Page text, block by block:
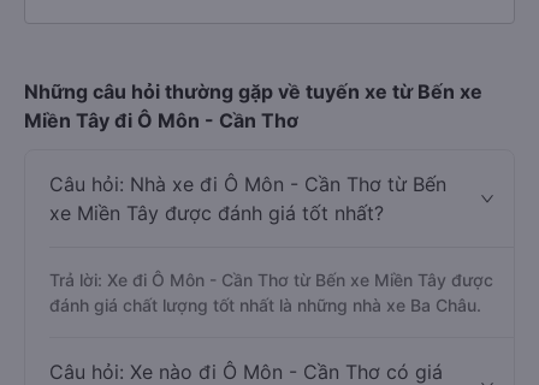
Những câu hỏi thường gặp về tuyến xe từ Bến xe
Miền Tây đi Ô Môn - Cần Thơ
Câu hỏi: Nhà xe đi Ô Môn - Cần Thơ từ Bến
xe Miền Tây được đánh giá tốt nhất?
Trả lời: Xe đi Ô Môn - Cần Thơ từ Bến xe Miền Tây được
đánh giá chất lượng tốt nhất là những nhà xe Ba Châu.
Câu hỏi: Xe nào đi Ô Môn - Cần Thơ có giá